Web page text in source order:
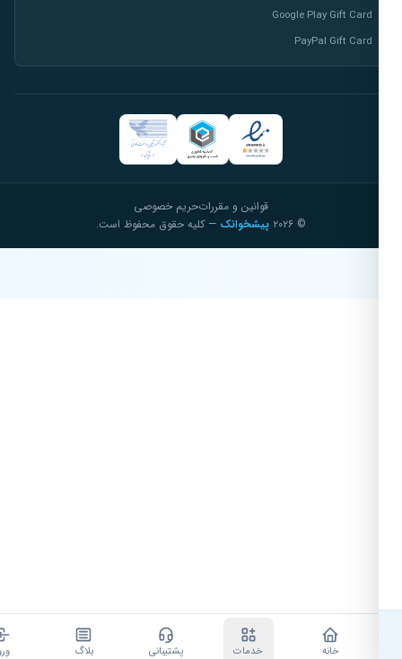
Google Play Gift Card
PayPal Gift Card
قوانین و مقرراتحریم خصوصی
پیشخوانک— کلیه حقوق محفوظ است.
خدمات پشتیبانی